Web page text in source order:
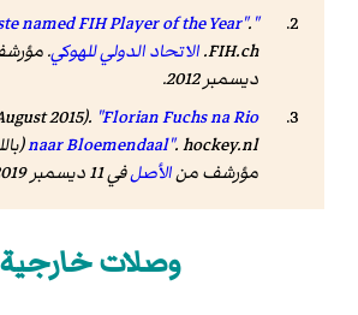
"Germany's Fuerste named FIH Player of the Year"
.
FIH.ch
.الاتحاد الدولي للهوكي.
ديسمبر 2012
.
2015). "Florian Fuchs na Rio
naar Bloemendaal".hockey.nl
مؤرشف منالأصلفي 11 ديسمبر 2019
وصلات خارجية